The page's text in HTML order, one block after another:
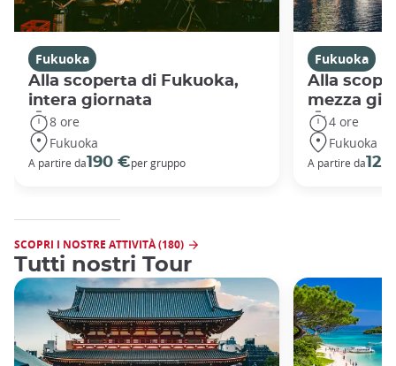
Fukuoka
Alla scoperta di Fukuoka,
intera giornata
8 ore
Fukuoka
A partire da190 €per gruppo
Fukuoka
Alla
mezza
4 ore
Fukuoka
A partire da
SCOPRI I NOSTRE ATTIVITÀ (180)
Tutti nostri Tour